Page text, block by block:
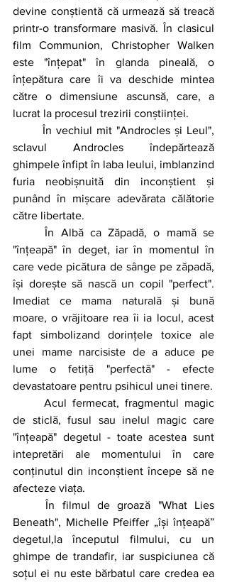
devine conștientă că urmează să treacă
printr-o transformare masivă. În clasicul
film Communion, Christopher Walken
este "înțepat" în glanda pineală, o
înțepătura care îi va deschide mintea
către o dimensiune ascunsă, care, a
lucrat la procesul trezirii conștiinței.
sclavul Androcles îndepărtează
ghimpele înfipt în laba leului, imblanzind
furia neobișnuită din inconștient și
punând în mișcare adevărata călătorie
către libertate.
	În Albă ca Zăpadă, o mamă se
"înțeapă" în deget, iar în momentul în
care vede picătura de sânge pe zăpadă,
își dorește să nască un copil "perfect".
Imediat ce mama naturală și bună
moare, o vrăjitoare rea îi ia locul, acest
fapt simbolizand dorințele toxice ale
unei mame narcisiste de a aduce pe
lume o fetiță "perfectă" - efecte
devastatoare pentru psihicul unei tinere.
de sticlă, fusul sau inelul magic care
"înțeapă" degetul - toate acestea sunt
intepretări ale momentului în care
conținutul din inconștient începe să ne
afecteze viața.
	În filmul de groază "What Lies
Beneath", Michelle Pfeiffer „își înțeapă”
degetul,la începutul filmului, cu un
ghimpe de trandafir, iar suspiciunea că
soțul ei nu este bărbatul care credea ea